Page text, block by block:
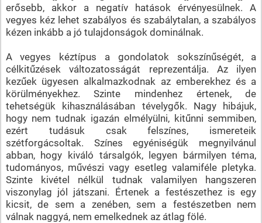
erősebb, akkor a negatív hatások érvényesülnek. A
vegyes kéz lehet szabályos és szabálytalan, a szabályos
kézen inkább a jó tulajdonságok dominálnak.
A vegyes kéztípus a gondolatok sokszínűségét, a
célkitűzések változatosságát reprezentálja. Az ilyen
kezűek ügyesen alkalmazkodnak az emberekhez és a
körülményekhez. Szinte mindenhez értenek, de
tehetségük kihasználásában tévelygők. Nagy hibájuk,
hogy nem tudnak igazán elmélyülni, kitűnni semmiben,
ezért tudásuk csak felszínes, ismereteik
szétforgácsoltak. Színes egyéniségük megnyilvánul
abban, hogy kiváló társalgók, legyen bármilyen téma,
tudományos, művészi vagy esetleg valamiféle pletyka.
Szinte kivétel nélkül tudnak valamilyen hangszeren
viszonylag jól játszani. Értenek a festészethez is egy
kicsit, de sem a zenében, sem a festészetben nem
válnak naggyá, nem emelkednek az átlag fölé.